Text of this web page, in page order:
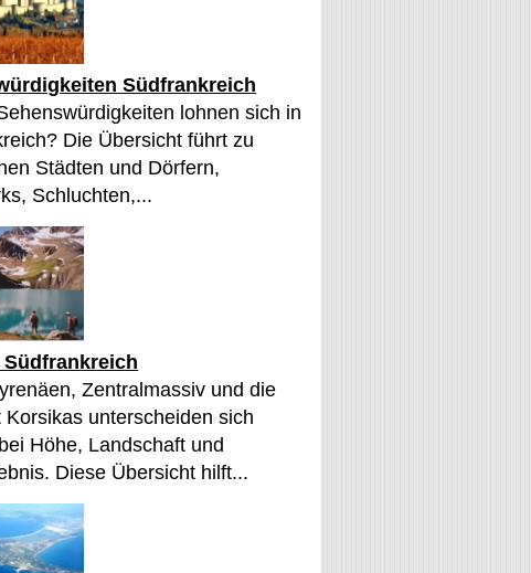
Südfrankreich
lohnen sich in
Die Übersicht führt zu
Städten und Dörfern,
Schluchten,...
Südfrankreich
Zentralmassiv und die
Korsikas unterscheiden sich
Höhe, Landschaft und
Diese Übersicht hilft...